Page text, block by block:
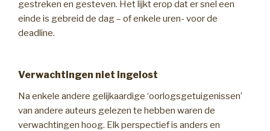
gestreken en gesteven. Het lijkt erop dat er snel een
einde is gebreid de dag – of enkele uren- voor de
deadline.
Verwachtingen niet ingelost
Na enkele andere gelijkaardige ‘oorlogsgetuigenissen’
van andere auteurs gelezen te hebben waren de
verwachtingen hoog. Elk perspectief is anders en